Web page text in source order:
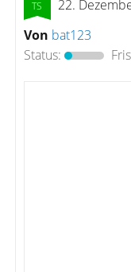
22.
Von bat123
Status: